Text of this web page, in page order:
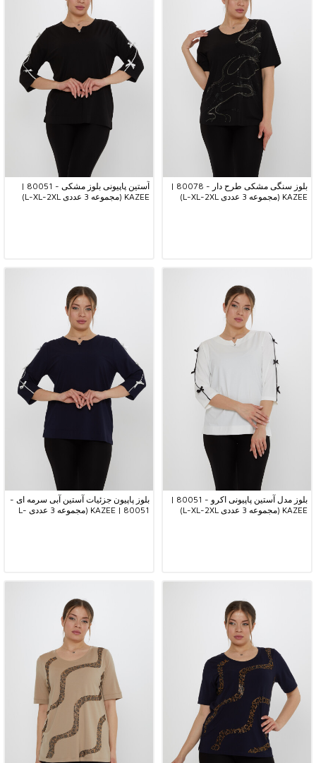
بلوز سنگی مشکی طرح دار - 80078 |
KAZEE (مجموعه 3 عددی L-XL-2XL)
آستین پاپیونی بلوز مشکی - 80051 |
KAZEE (مجموعه 3 عددی L-XL-2XL)
بلوز مدل آستین پاپیونی اکرو - 80051 |
KAZEE (مجموعه 3 عددی L-XL-2XL)
بلوز پاپیون جزئیات آستین آبی سرمه ای -
80051 | KAZEE (مجموعه 3 عددی L-